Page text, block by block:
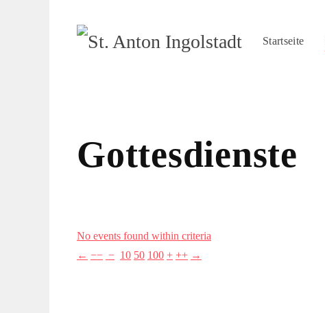
Startseite
Gottesdienste
No events found within criteria
← −− − 10 50 100 + ++ →